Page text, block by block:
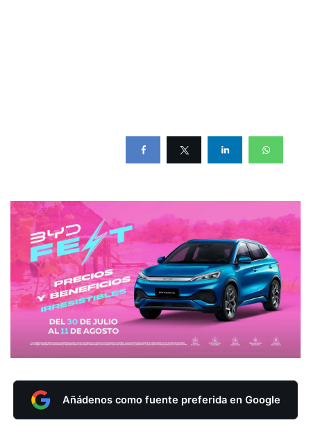
Añádenos como fuente preferida en Google